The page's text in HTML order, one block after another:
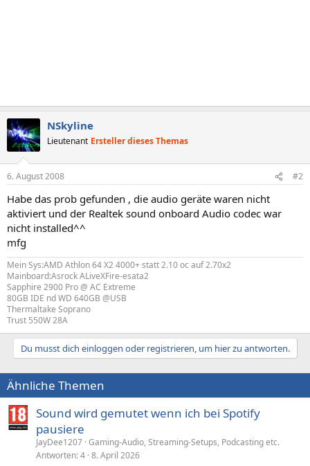
NSkyline
Lieutenant Ersteller dieses Themas
6. August 2008 #2
Habe das prob gefunden , die audio geräte waren nicht
aktiviert und der Realtek sound onboard Audio codec war
nicht installed^^
mfg
Mein Sys:AMD Athlon 64 X2 4000+ statt 2.10 oc auf 2.70x2
Mainboard:Asrock ALiveXFire-esata2
Sapphire 2900 Pro @ AC Extreme
80GB IDE nd WD 640GB @USB
Thermaltake Soprano
Trust 550W 28A
Du musst dich einloggen oder registrieren, um hier zu antworten.
Ähnliche Themen
Sound wird gemutet wenn ich bei Spotify
pausiere
JayDee1207 Gaming-Audio, Streaming-Setups, Podcasting etc.
Antworten 4 8. April 2026